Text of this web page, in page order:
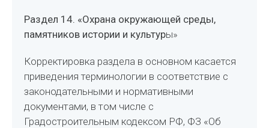
Раздел 14. «Охрана окружающей среды,
памятников истории и культуры»
Корректировка раздела в основном касается
приведения терминологии в соответствие с
законодательными и нормативными
документами, в том числе с
Градостроительным кодексом РФ, ФЗ «Об